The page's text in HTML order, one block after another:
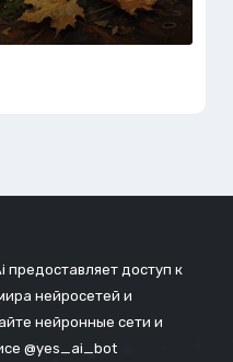
доступ к
нейросетей и
нейронные сети и
@yes_ai_bot